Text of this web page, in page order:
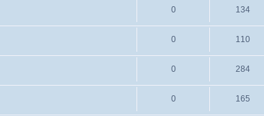
0 134
0 110
0 284
0 165